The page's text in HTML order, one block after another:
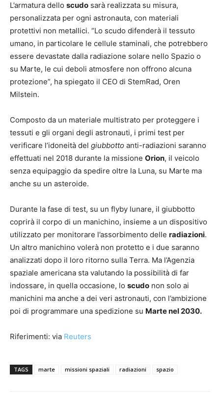
L’armatura dello scudo sarà realizzata su misura,
personalizzata per ogni astronauta, con materiali
protettivi non metallici. “Lo scudo difenderà il tessuto
umano, in particolare le cellule staminali, che potrebbero
essere devastate dalla radiazione solare nello Spazio o
su Marte, le cui deboli atmosfere non offrono alcuna
protezione”, ha spiegato il CEO di StemRad, Oren
Milstein.
Composto da un materiale multistrato per proteggere i
tessuti e gli organi degli astronauti, i primi test per
verificare l’idoneità del giubbotto anti-radiazioni saranno
effettuati nel 2018 durante la missione Orion, il veicolo
senza equipaggio da spedire oltre la Luna, su Marte ma
anche su un asteroide.
Durante la fase di test, su un flyby lunare, il giubbotto
coprirà il corpo di un manichino, insieme a un dispositivo
utilizzato per monitorare l’assorbimento delle radiazioni.
Un altro manichino volerà non protetto e i due saranno
analizzati dopo il loro ritorno sulla Terra. Ma l’Agenzia
spaziale americana sta valutando la possibilità di far
indossare, in quella occasione, lo scudo non solo ai
manichini ma anche a dei veri astronauti, con l’ambizione
poi di programmare una spedizione su Marte nel 2030.
Riferimenti: via Reuters
TAGS marte missioni spaziali radiazioni spazio